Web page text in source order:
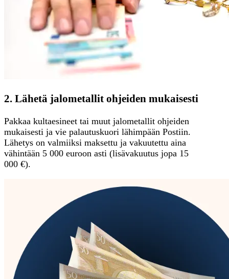
2. Lähetä jalometallit ohjeiden mukaisesti
Pakkaa kultaesineet tai muut jalometallit ohjeiden
mukaisesti ja vie palautuskuori lähimpään Postiin.
Lähetys on valmiiksi maksettu ja vakuutettu aina
vähintään 5 000 euroon asti (lisävakuutus jopa 15
000 €).